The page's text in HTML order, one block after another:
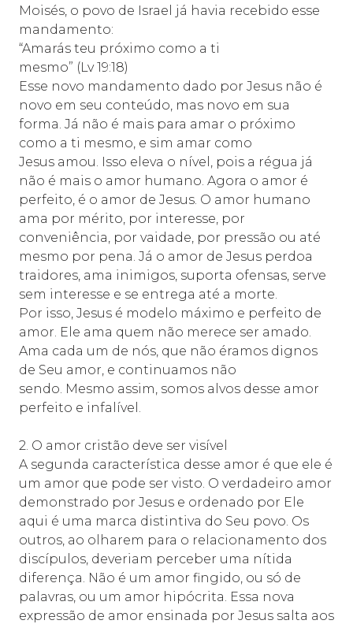
Moisés, o povo de Israel já havia recebido esse
mandamento:
“Amarás teu próximo como a ti
mesmo” (Lv 19:18)
Esse novo mandamento dado por Jesus não é
novo em seu conteúdo, mas novo em sua
forma. Já não é mais para amar o próximo
como a ti mesmo, e sim amar como
Jesus amou. Isso eleva o nível, pois a régua já
não é mais o amor humano. Agora o amor é
perfeito, é o amor de Jesus. O amor humano
ama por mérito, por interesse, por
conveniência, por vaidade, por pressão ou até
mesmo por pena. Já o amor de Jesus perdoa
traidores, ama inimigos, suporta ofensas, serve
sem interesse e se entrega até a morte.
Por isso, Jesus é modelo máximo e perfeito de
amor. Ele ama quem não merece ser amado.
Ama cada um de nós, que não éramos dignos
de Seu amor, e continuamos não
sendo. Mesmo assim, somos alvos desse amor
perfeito e infalível.
2. O amor cristão deve ser visível
A segunda característica desse amor é que ele é
um amor que pode ser visto. O verdadeiro amor
demonstrado por Jesus e ordenado por Ele
aqui é uma marca distintiva do Seu povo. Os
outros, ao olharem para o relacionamento dos
discípulos, deveriam perceber uma nítida
diferença. Não é um amor fingido, ou só de
palavras, ou um amor hipócrita. Essa nova
expressão de amor ensinada por Jesus salta aos